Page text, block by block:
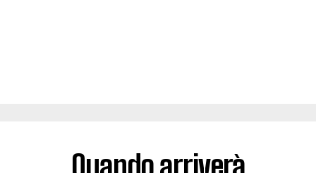
Quando arriverà